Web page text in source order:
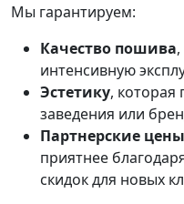
Мы гарантируем:
Качество пошива
интенсивную
Эстетику, которая
заведения или
Партнерские цены
приятнее
скидок для новых